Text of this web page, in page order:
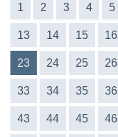
1 2 3 4 5
13 14 15 16
23 24 25 26
33 34 35 36
43 44 45 46